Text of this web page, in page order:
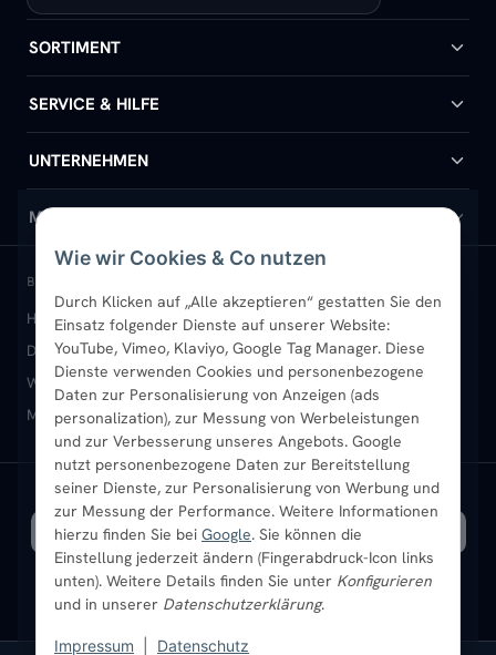
Wie wir Cookies & Co nutzen
Durch Klicken auf „Alle akzeptieren“ gestatten Sie den
Einsatz folgender Dienste auf unserer Website:
YouTube, Vimeo, Klaviyo, Google Tag Manager. Diese
Dienste verwenden Cookies und personenbezogene
Daten zur Personalisierung von Anzeigen (ads
personalization), zur Messung von Werbeleistungen
und zur Verbesserung unseres Angebots. Google
nutzt personenbezogene Daten zur Bereitstellung
seiner Dienste, zur Personalisierung von Werbung und
zur Messung der Performance. Weitere Informationen
hierzu finden Sie bei Google. Sie können die
Einstellung jederzeit ändern (Fingerabdruck-Icon links
unten). Weitere Details finden Sie unter Konfigurieren
und in unserer Datenschutzerklärung.
Impressum Datenschutz
SORTIMENT
Badheizkörper
Handtuchheizkörper
Design-Heizkörper
Paneelheizkörper
Vertikal-Heizkörper
Heizkörper-Zubehör
SERVICE & HILFE
Hilfe & Kontakt
Versand & Lieferung
Rückgabe & Widerruf
Garantie & Gewährleistung
Montageservice vor Ort
Sendung verfolgen
UNTERNEHMEN
Wir über uns
Standort & Abholung Jüchen
B2B-Kunden
Karriere
Ratgeber
Bestpreisgarantie
MEIN KONTO
Anmelden / Mein Konto
Merkliste
Newsletter
Aktuelle Angebote
BELIEBTE KATEGORIEN
Heizkörper kaufenBadheizkörperHandtuchheizkörper
Design-HeizkörperPaneelheizkörperVertikal-Heizkörper
Wandheizkörper Wohnraum-Heizkörper Badheizkörper Schwarz
Mischbetrieb-HeizkörperHeizkörper-ZubehörAktuelle Angebote
VERSAND MIT